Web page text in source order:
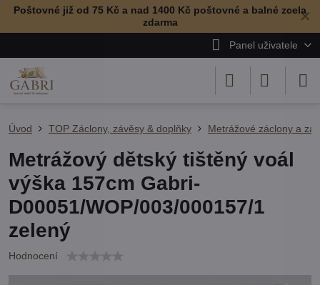
✕
Poštovné již od 75 Kč a nad 1400 Kč poštovné a balné zcela
zdarma
Panel uživatele
Úvod TOP Záclony, závěsy & doplňky Metrážové záclony a
Metrážový dětský tištěný voál
výška 157cm Gabri-
D00051/WOP/003/000157/1
zelený
Hodnocení